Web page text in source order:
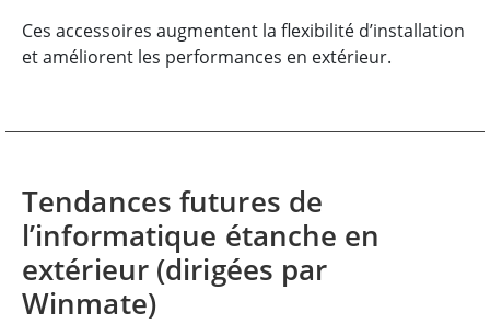
Ces accessoires augmentent la flexibilité d’installation
et améliorent les performances en extérieur.
Tendances futures de
l’informatique étanche en
extérieur (dirigées par
Winmate)